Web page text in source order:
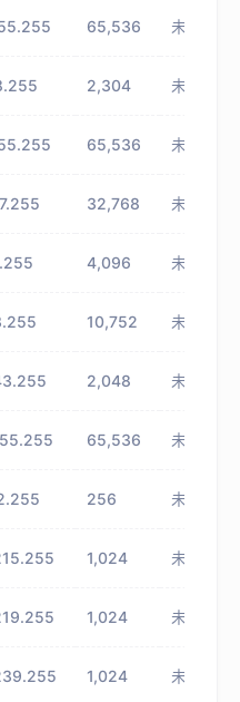
65,536 未知
2,304 未知
65,536 未知
32,768 未知
4,096 未知
10,752 未知
2,048 未知
65,536 未知
256 未知
1,024 未知
1,024 未知
1,024 未知